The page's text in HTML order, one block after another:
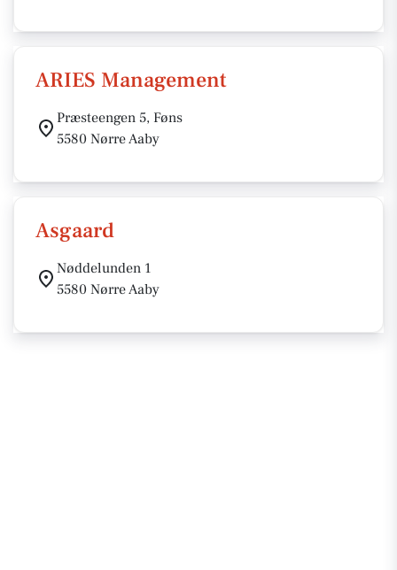
ARIES Management
Præsteengen 5, Føns
5580 Nørre Aaby
Asgaard
Nøddelunden 1
5580 Nørre Aaby